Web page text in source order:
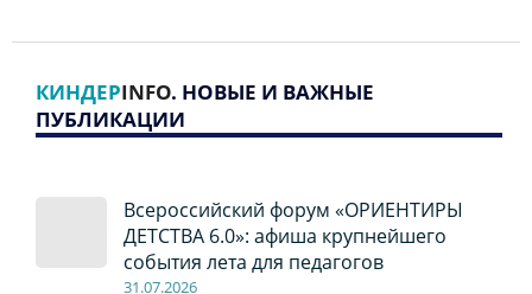
КИНДЕРINFO. НОВЫЕ И ВАЖНЫЕ
ПУБЛИКАЦИИ
Всероссийский форум «ОРИЕНТИРЫ
ДЕТСТВА 6.0»: афиша крупнейшего
события лета для педагогов
31.07.2026